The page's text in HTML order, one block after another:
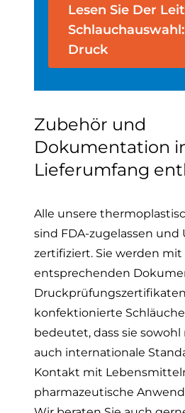
Lesen Sie Der
Druck
Zubehör und
Dokumentation
Lieferumfang
Alle unsere
sind FDA-zugelassen und
zertifiziert. Sie werden mit
entsprechenden
konfektionierte
bedeutet, dass sie sowohl
auch internationale
Kontakt mit
pharmazeutische